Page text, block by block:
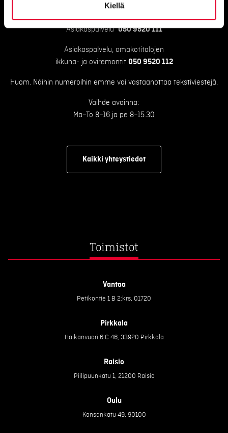
Kiellä
myynti@kaski.fi|050 4150 450
Asiakaspalvelu050 9520 111
Asiakaspalvelu, omakotitalojen
ikkuna- ja oviremontit 050 9520 112
Huom. Näihin numeroihin emme voi vastaanottaa tekstiviestejä.
Vaihde avoinna:
Ma–To 8–16 ja pe 8–15.30
Kaikki yhteystiedot
Toimistot
Vantaa
Petikontie 1 B 2:krs, 01720
Pirkkala
Haikanvuori 6 C 46, 33920 Pirkkala
Raisio
Piilipuunkatu 1, 21200 Raisio
Oulu
Kansankatu 49, 90100